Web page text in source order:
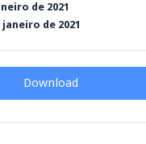
de 2021
janeiro de 2021
Download